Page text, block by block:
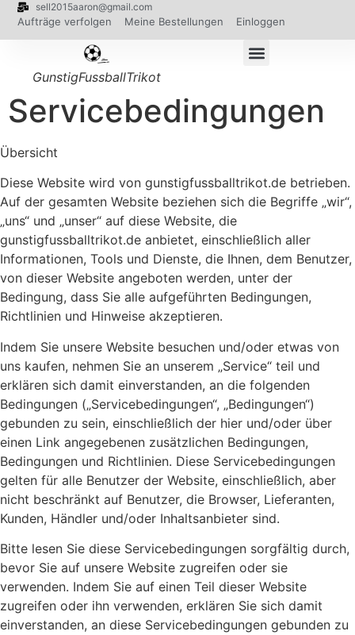
sell2015aaron@gmail.com
Aufträge verfolgen Meine Bestellungen Einloggen
GunstigFussballTrikot
Servicebedingungen
Übersicht
Diese Website wird von gunstigfussballtrikot.de betrieben.
Auf der gesamten Website beziehen sich die Begriffe „wir“,
„uns“ und „unser“ auf diese Website, die
gunstigfussballtrikot.de anbietet, einschließlich aller
Informationen, Tools und Dienste, die Ihnen, dem Benutzer,
von dieser Website angeboten werden, unter der
Bedingung, dass Sie alle aufgeführten Bedingungen,
Richtlinien und Hinweise akzeptieren.
Indem Sie unsere Website besuchen und/oder etwas von
uns kaufen, nehmen Sie an unserem „Service“ teil und
erklären sich damit einverstanden, an die folgenden
Bedingungen („Servicebedingungen“, „Bedingungen“)
gebunden zu sein, einschließlich der hier und/oder über
einen Link angegebenen zusätzlichen Bedingungen,
Bedingungen und Richtlinien. Diese Servicebedingungen
gelten für alle Benutzer der Website, einschließlich, aber
nicht beschränkt auf Benutzer, die Browser, Lieferanten,
Kunden, Händler und/oder Inhaltsanbieter sind.
Bitte lesen Sie diese Servicebedingungen sorgfältig durch,
bevor Sie auf unsere Website zugreifen oder sie
verwenden. Indem Sie auf einen Teil dieser Website
zugreifen oder ihn verwenden, erklären Sie sich damit
einverstanden, an diese Servicebedingungen gebunden zu